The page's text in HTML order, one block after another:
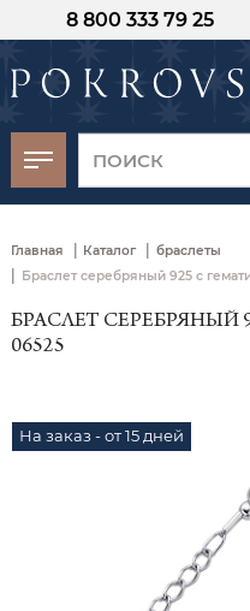
8 800 333 79 25
Главная | Каталог | браслеты
| Браслет серебряный 925 с
БРАСЛЕТ СЕРЕБРЯНЫЙ
06525
На заказ - от 15 дней
-30%
от 15
момента оплаты